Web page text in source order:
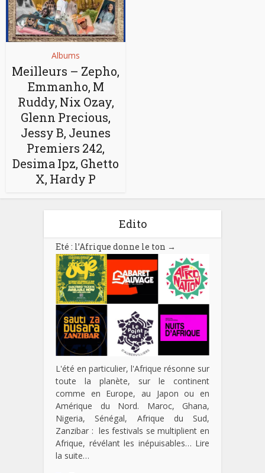
Albums
Meilleurs – Zepho,
Emmanho, M
Ruddy, Nix Ozay,
Glenn Precious,
Jessy B, Jeunes
Premiers 242,
Desima Ipz, Ghetto
X, Hardy P
Edito
Eté : l’Afrique donne le ton →
L'été en particulier, l'Afrique résonne sur
toute la planète, sur le continent
comme en Europe, au Japon ou en
Amérique du Nord. Maroc, Ghana,
Nigeria, Sénégal, Afrique du Sud,
Zanzibar : les festivals se multiplient en
Afrique, révélant les inépuisables… Lire
la suite…